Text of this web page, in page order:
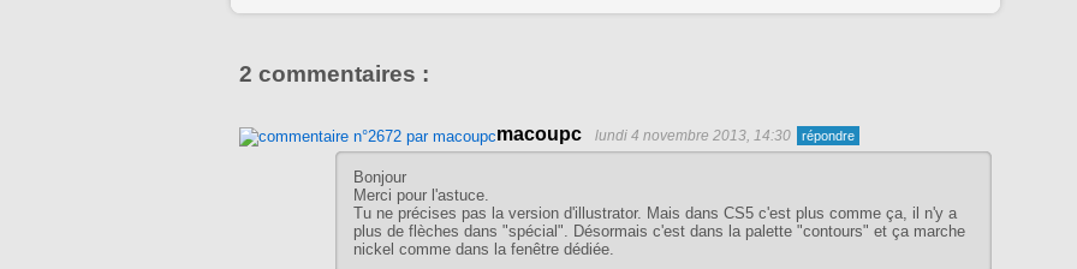
2 commentaires :
macoupc lundi 4 novembre 2013, 14:30
Bonjour
Merci pour l'astuce.
Tu ne précises pas la version d'illustrator. Mais dans CS5 c'est plus comme ça, il n'y a
plus de flèches dans "spécial". Désormais c'est dans la palette "contours" et ça marche
nickel comme dans la fenêtre dédiée.